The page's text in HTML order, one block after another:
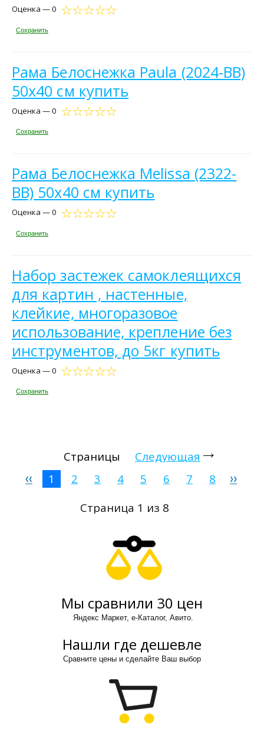
Оценка — 0
Сохранить
Рама Белоснежка Paula (2024-BB)
50x40 см купить
Оценка — 0
Сохранить
Рама Белоснежка Melissa (2322-
BB) 50x40 см купить
Оценка — 0
Сохранить
Набор застежек самоклеящихся
для картин , настенные,
клейкие, многоразовое
использование, крепление без
инструментов, до 5кг купить
Оценка — 0
Сохранить
Страницы
Следующая
1
2 3 4 5 6 7
8
Страница 1 из 8
Мы сравнили 30 цен
Яндекс Маркет, е-Каталог, Авито.
Нашли где дешевле
Сравните цены и сделайте Ваш выбор